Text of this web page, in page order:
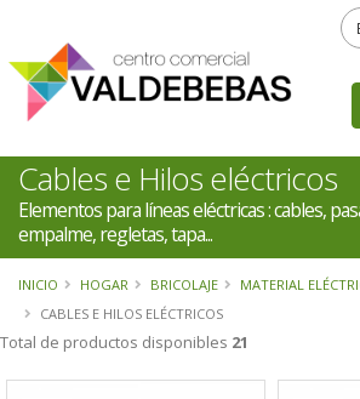
Cables e Hilos eléctricos
Elementos para líneas eléctricas : cables,
empalme, regletas, tapa...
INICIO HOGAR BRICOLAJE
MATERIAL
CABLES E HILOS ELÉCTRICOS
Total de productos disponibles 21